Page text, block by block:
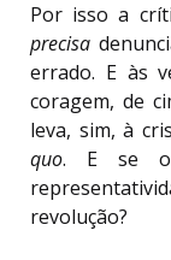
Por isso a
precisa
errado. E às
coragem, de
leva, sim, à
quo. E se
revolução?